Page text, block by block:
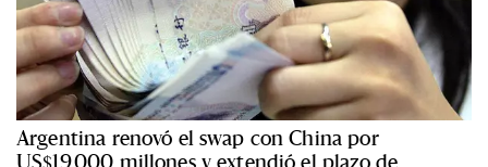
Argentina renovó el swap con China por